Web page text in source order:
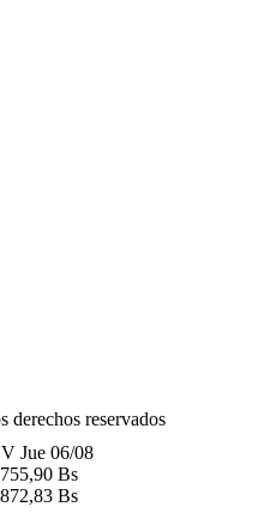
reservados
Jue 06/08
755,90 Bs
872,83 Bs